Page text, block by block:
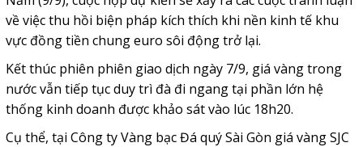
về việc thu hồi biện pháp kích thích khi nền kinh tế khu
vực đồng tiền chung euro sôi động trở lại.
Kết thúc phiên phiên giao dịch ngày 7/9, giá vàng trong
nước vẫn tiếp tục duy trì đà đi ngang tại phần lớn hệ
thống kinh doanh được khảo sát vào lúc 18h20.
Cụ thể, tại Công ty Vàng bạc Đá quý Sài Gòn giá vàng SJC